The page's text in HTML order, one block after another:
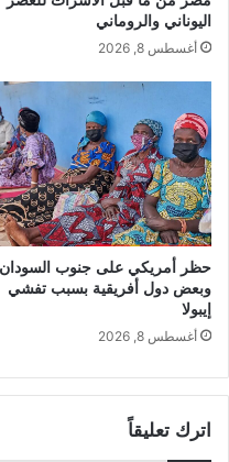
اليوناني والروماني
أغسطس 8, 2026
حظر أمريكي على جنوب السودان
وبعض دول أفريقية بسبب تفشي
إيبولا
أغسطس 8, 2026
اترك تعليقاً